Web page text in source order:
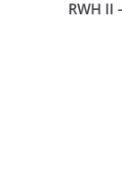
RWH II